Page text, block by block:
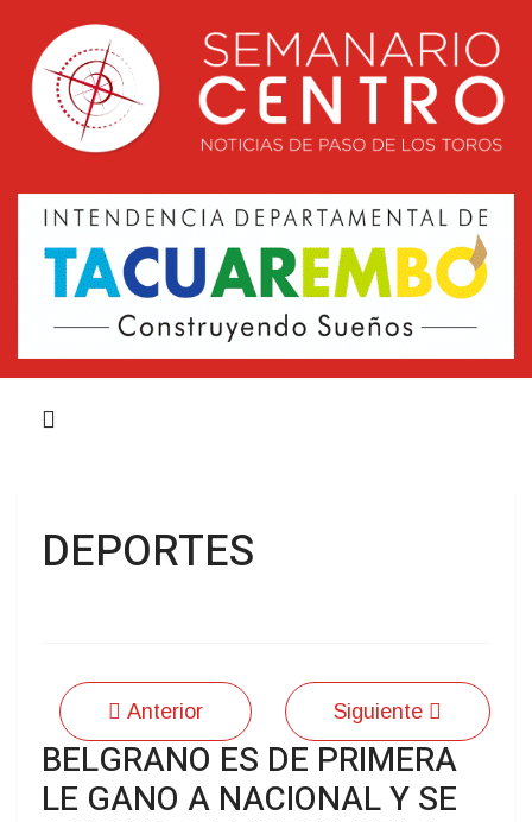
DEPORTES
Anterior Siguiente
BELGRANO ES DE PRIMERA
LE GANO A NACIONAL Y SE